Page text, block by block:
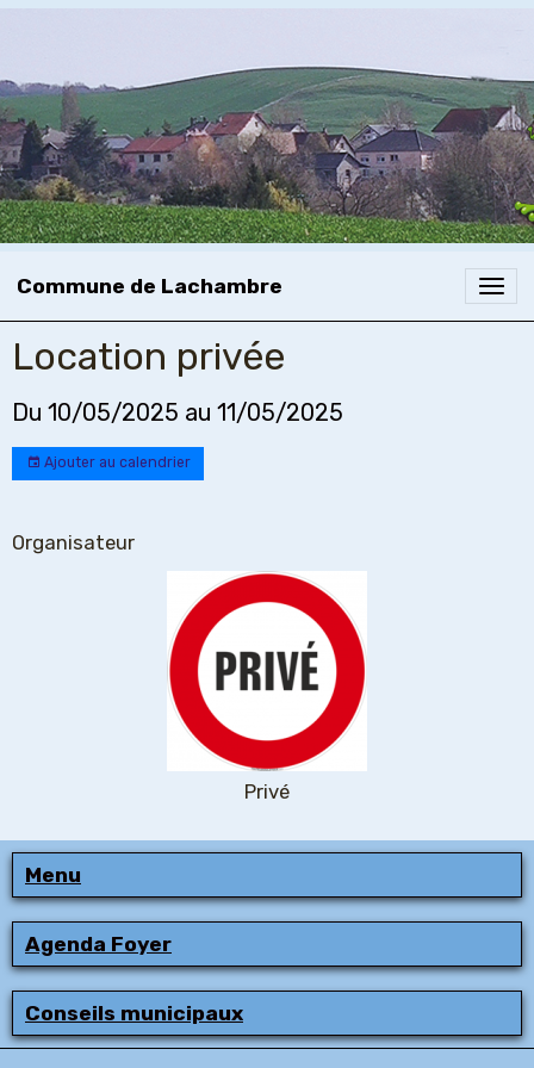
Commune de Lachambre
Location privée
Du 10/05/2025 au 11/05/2025
Ajouter au calendrier
Organisateur
Privé
Menu
Agenda Foyer
Conseils municipaux